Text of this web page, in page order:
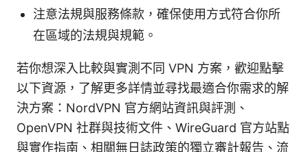
注意法規與服務條款，確保使用方式符合你所
在區域的法規與規範。
若你想深入比較與實測不同 VPN 方案，歡迎點擊
以下資源，了解更多詳情並尋找最適合你需求的解
決方案：NordVPN 官方網站資訊與評測、
OpenVPN 社群與技術文件、WireGuard 官方站點
與實作指南、相關無日誌政策的獨立審計報告、流